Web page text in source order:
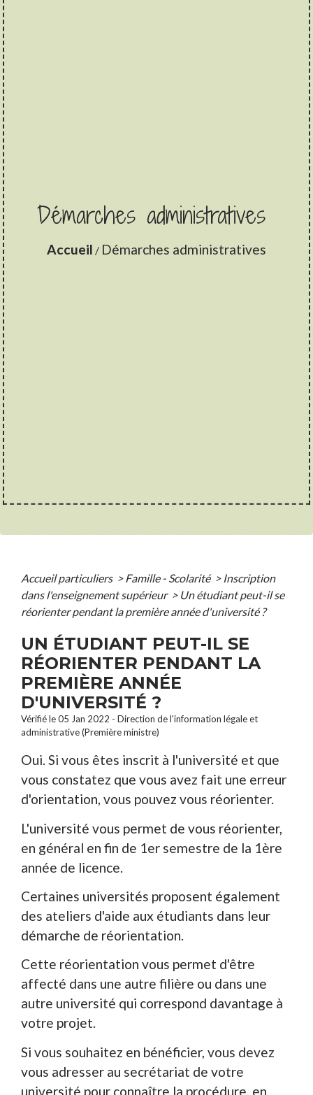
Démarches administratives
Accueil / Démarches administratives
Accueil particuliers > Famille - Scolarité > Inscription
dans l'enseignement supérieur > Un étudiant peut-il se
réorienter pendant la première année d'université ?
UN ÉTUDIANT PEUT-IL SE
RÉORIENTER PENDANT LA
PREMIÈRE ANNÉE
D'UNIVERSITÉ ?
Vérifié le 05 Jan 2022 - Direction de l'information légale et
administrative (Première ministre)
Oui. Si vous êtes inscrit à l'université et que
vous constatez que vous avez fait une erreur
d'orientation, vous pouvez vous réorienter.
L'université vous permet de vous réorienter,
en général en fin de 1er semestre de la 1ère
année de licence.
Certaines universités proposent également
des ateliers d'aide aux étudiants dans leur
démarche de réorientation.
Cette réorientation vous permet d'être
affecté dans une autre filière ou dans une
autre université qui correspond davantage à
votre projet.
Si vous souhaitez en bénéficier, vous devez
vous adresser au secrétariat de votre
université pour connaître la procédure, en